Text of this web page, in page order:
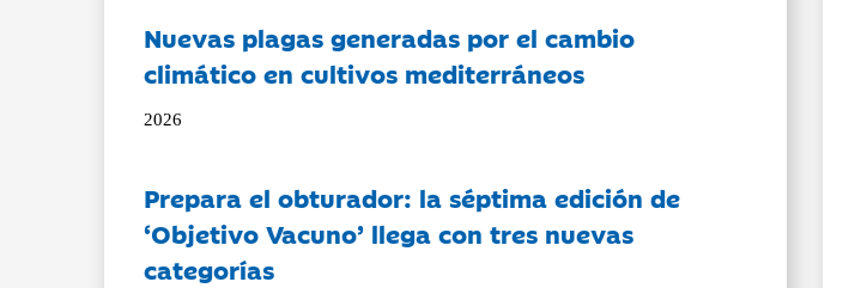
Nuevas plagas generadas por el cambio
climático en cultivos mediterráneos
2026
Prepara el obturador: la séptima edición de
‘Objetivo Vacuno’ llega con tres nuevas
categorías